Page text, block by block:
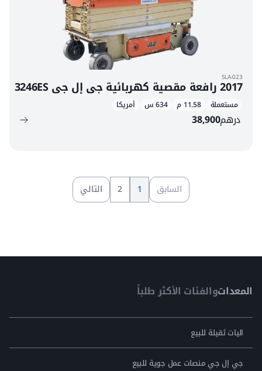
SLA-023
2017 رافعة مقصية كهربائية جي إل جي 3246ES
مستعملة 11.58 م 634 س أمريكا
درهم38,900
السابق 1
2 التالي
المعداتوالفئات الأكثر طلباً
اليات ثقيلة للبيع
جي إل جي منصات عمل جوية للبيع